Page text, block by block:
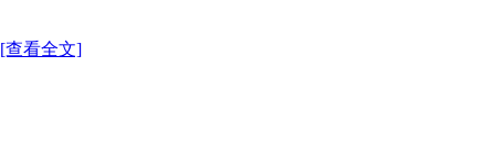
[查看全文]